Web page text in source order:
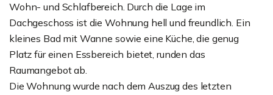
Wohn- und Schlafbereich. Durch die Lage im
Dachgeschoss ist die Wohnung hell und freundlich. Ein
kleines Bad mit Wanne sowie eine Küche, die genug
Platz für einen Essbereich bietet, runden das
Raumangebot ab.
Die Wohnung wurde nach dem Auszug des letzten